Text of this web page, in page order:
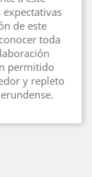
de este
toda
permitido
y repleto